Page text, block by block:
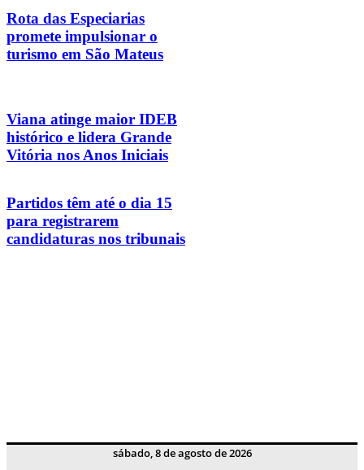
Rota das Especiarias
promete impulsionar o
turismo em São Mateus
Viana atinge maior IDEB
histórico e lidera Grande
Vitória nos Anos Iniciais
Partidos têm até o dia 15
para registrarem
candidaturas nos tribunais
sábado, 8 de agosto de 2026